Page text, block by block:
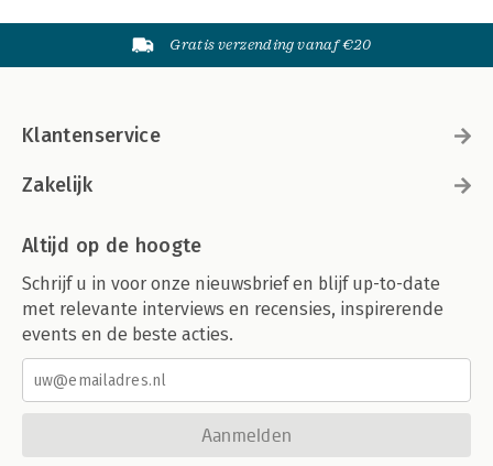
Gratis verzending vanaf €20
Klantenservice
Zakelijk
Altijd op de hoogte
Schrijf u in voor onze nieuwsbrief en blijf up-to-date
met relevante interviews en recensies, inspirerende
events en de beste acties.
Aanmelden